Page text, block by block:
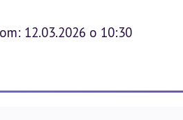
12.03.2026 o 10:30